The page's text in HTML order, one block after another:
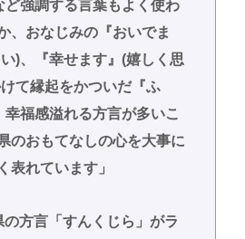
ど強調する言葉もよく使わ
、おなじみの『おいでま
)、『幸せます』(嬉しく思
て縁起をかついだ『ふ
幸福感溢れる方言が多いこ
のおもてなしの心を大事に
表れています」
方言「すんくじら」がラ